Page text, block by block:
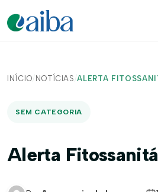
INÍCIO/ NOTÍCIAS /ALERTA
SEM CATEGORIA
Alerta